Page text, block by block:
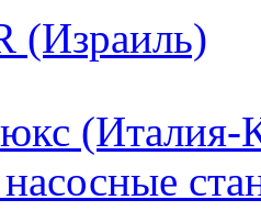
(Израиль)
(Италия-